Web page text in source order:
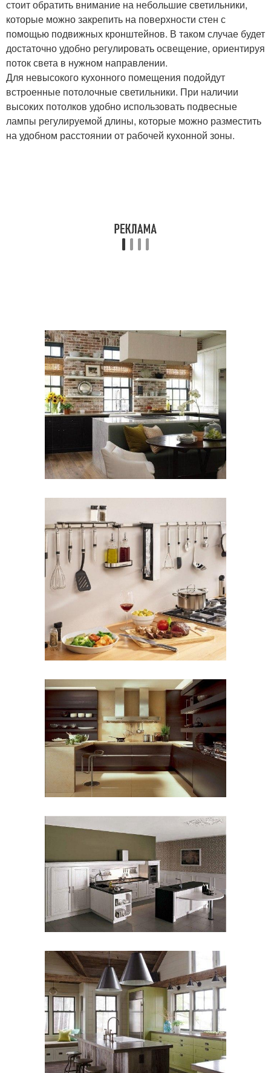
стоит обратить внимание на небольшие светильники,
которые можно закрепить на поверхности стен с
помощью подвижных кронштейнов. В таком случае будет
достаточно удобно регулировать освещение, ориентируя
поток света в нужном направлении.
Для невысокого кухонного помещения подойдут
встроенные потолочные светильники. При наличии
высоких потолков удобно использовать подвесные
лампы регулируемой длины, которые можно разместить
на удобном расстоянии от рабочей кухонной зоны.